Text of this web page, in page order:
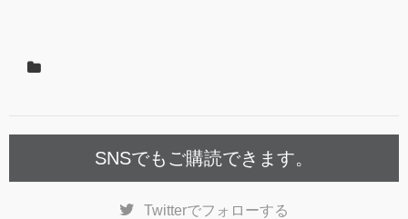
SNSでもご購読できます。
Twitterでフォローする